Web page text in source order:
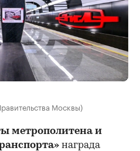
Москвы)
метрополитена и
награда